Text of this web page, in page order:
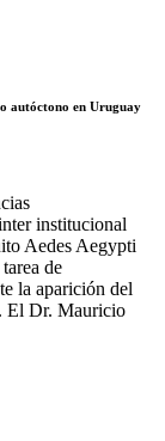
autóctono en Uruguay
institucional
Aedes Aegypti
de
la aparición del
El Dr. Mauricio